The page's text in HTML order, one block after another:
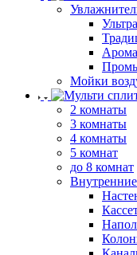
Мойки
2 комнаты
3 комнаты
4 комнаты
5 комнат
до 8 комнат